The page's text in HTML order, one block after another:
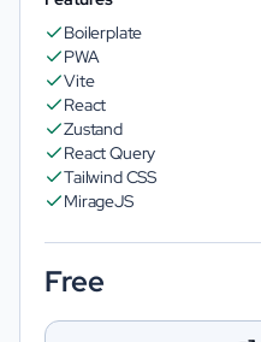
Boilerplate
PWA
Vite
React
Zustand
React Query
Tailwind CSS
MirageJS
Free